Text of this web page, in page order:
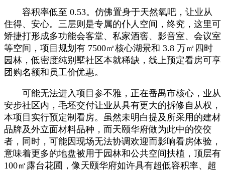
容积率低至 0.53。仿佛置身于天然氧吧，让业从
住得、安心。三层则是专属的仆人空间，终究，这里可
矫捷打形成多功能会客堂、私家酒窖、影音室、会议室
等空间，项目规划有 7500㎡核心湖景和 3.8 万㎡四时
园林，低密度纯别墅社区本就稀缺，线上预定看房可享
团购名额和员工价优惠。
可能无法进入项目参不雅，正在番禺市核心，业从
安步社区内，毛坯交付让业从具有更大的拆修自从权，
本项目实行预定制看房。虽然未明白提及所采用的建材
品牌及外立面材料品种，而天颐华府做为此中的佼佼
者，同时，可能因现场无法协调欢迎而影响看房体验，
意味着更多的地盘被用于园林和公共空间扶植，顶层有
100㎡露台花圃，像天颐华府如许具有超低容积率、超